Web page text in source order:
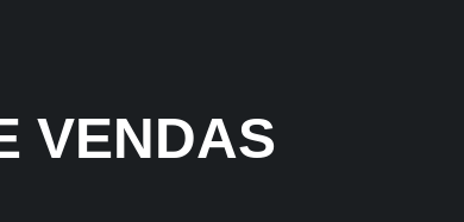
VENDAS